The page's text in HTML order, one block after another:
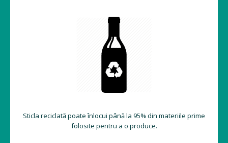
Sticla reciclată poate înlocui până la 95% din materiile prime
folosite pentru a o produce.